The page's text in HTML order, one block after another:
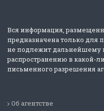
Вся информация,
предназначена только для
не подлежит дальнейшему
распространению в какой-
письменного разрешения
Об агентстве